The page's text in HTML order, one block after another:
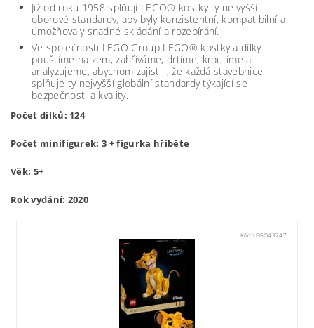
Již od roku 1958 splňují LEGO® kostky ty nejvyšší
oborové standardy, aby byly konzistentní, kompatibilní a
umožňovaly snadné skládání a rozebírání.
Ve společnosti LEGO Group LEGO® kostky a dílky
pouštíme na zem, zahříváme, drtíme, kroutíme a
analyzujeme, abychom zajistili, že každá stavebnice
splňuje ty nejvyšší globální standardy týkající se
bezpečnosti a kvality.
Počet dílků: 124
Počet minifigurek: 3 + figurka hříběte
Věk: 5+
Rok vydání: 2020
Kód:LEGO43247